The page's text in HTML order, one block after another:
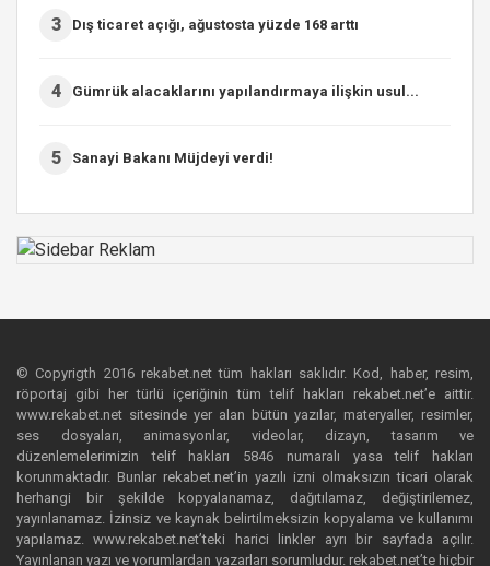
3 Dış ticaret açığı, ağustosta yüzde 168 arttı
4 Gümrük alacaklarını yapılandırmaya ilişkin usul...
5 Sanayi Bakanı Müjdeyi verdi!
© Copyrigth 2016 rekabet.net tüm hakları saklıdır. Kod, haber, resim,
röportaj gibi her türlü içeriğinin tüm telif hakları rekabet.net’e aittir.
www.rekabet.net sitesinde yer alan bütün yazılar, materyaller, resimler,
ses dosyaları, animasyonlar, videolar, dizayn, tasarım ve
düzenlemelerimizin telif hakları 5846 numaralı yasa telif hakları
korunmaktadır. Bunlar rekabet.net’in yazılı izni olmaksızın ticari olarak
herhangi bir şekilde kopyalanamaz, dağıtılamaz, değiştirilemez,
yayınlanamaz. İzinsiz ve kaynak belirtilmeksizin kopyalama ve kullanımı
yapılamaz. www.rekabet.net’teki harici linkler ayrı bir sayfada açılır.
Yayınlanan yazı ve yorumlardan yazarları sorumludur. rekabet.net’te hiçbir